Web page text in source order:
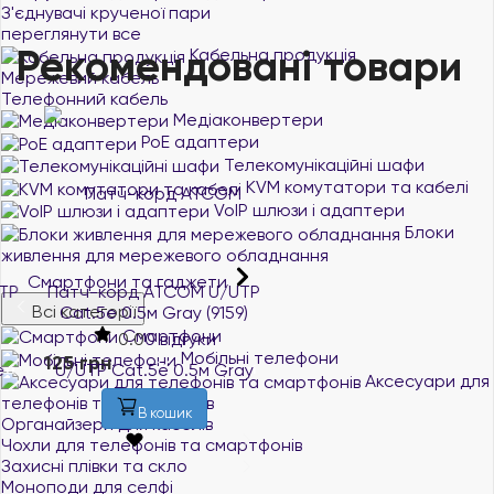
З'єднувачі крученої пари
переглянути все
Кабельна продукція
Мережевий кабель
Телефонний кабель
Медіаконвертери
PoE адаптери
Телекомунікаційні шафи
KVM комутатори та кабелі
VoIP шлюзи і адаптери
Блоки
живлення для мережевого обладнання
Смартфони та гаджети
Всі категорії
Смартфони
Мобільні телефони
Аксесуари для
телефонів та смартфонів
Органайзери для кабелів
Чохли для телефонів та смартфонів
Захисні плівки та скло
Моноподи для селфі
Рекомендовані товари
Патч-корд ATCOM U/UTP
Cat.5e 0.5м Gray (9159)
0.00 відгуки
В наявності
125 грн
В кошик
147 грн